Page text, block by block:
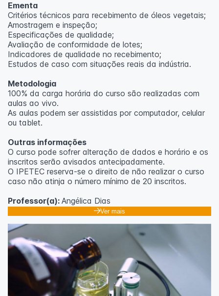
Ementa
Critérios técnicos para recebimento de óleos vegetais;
Amostragem e inspeção;
Especificações de qualidade;
Avaliação de conformidade de lotes;
Indicadores de qualidade no recebimento;
Estudos de caso com situações reais da indústria.
Metodologia
100% da carga horária do curso são realizadas com
aulas ao vivo.
As aulas podem ser assistidas por computador, celular
ou tablet.
Outras informações
O curso pode sofrer alteração de dados e horário e os
inscritos serão avisados ​​antecipadamente.
O IPETEC reserva-se o direito de não realizar o curso
caso não atinja o número mínimo de 20 inscritos.
Professor(a): Angélica Dias
Ver mais